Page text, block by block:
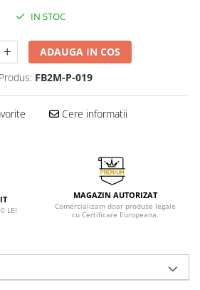
IN STOC
ADAUGA IN COS
FB2M-P-019
Cere informatii
LEI
MAGAZIN AUTORIZAT
Comercializam doar produse legale
cu Certificare Europeana.